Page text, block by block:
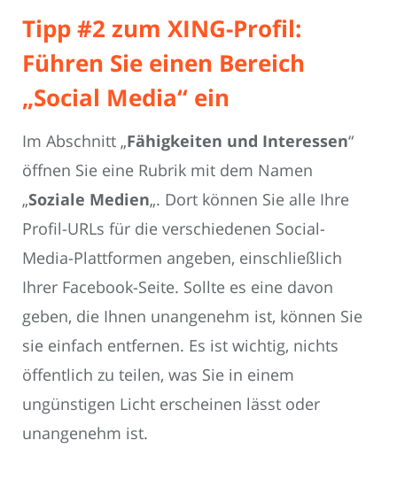
Tipp #2 zum XING-Profil:
Führen Sie einen Bereich
„Social Media“ ein
Im Abschnitt „Fähigkeiten und Interessen“
öffnen Sie eine Rubrik mit dem Namen
„Soziale Medien„. Dort können Sie alle Ihre
Profil-URLs für die verschiedenen Social-
Media-Plattformen angeben, einschließlich
Ihrer Facebook-Seite. Sollte es eine davon
geben, die Ihnen unangenehm ist, können Sie
sie einfach entfernen. Es ist wichtig, nichts
öffentlich zu teilen, was Sie in einem
ungünstigen Licht erscheinen lässt oder
unangenehm ist.